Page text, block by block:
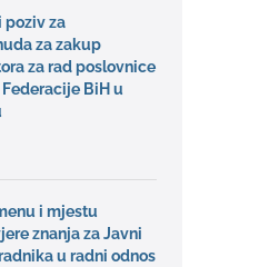
poziv za
za zakup
za rad poslovnice
BiH u
i mjestu
znanja za Javni
u radni odnos